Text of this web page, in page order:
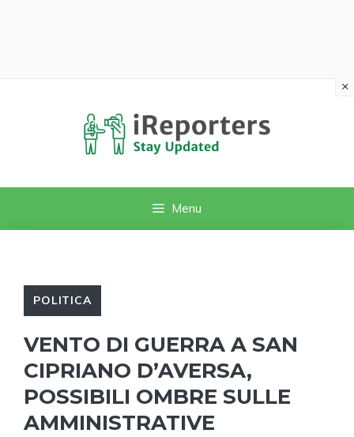
Menu
POLITICA
VENTO DI GUERRA A SAN
CIPRIANO D’AVERSA,
POSSIBILI OMBRE SULLE
AMMINISTRATIVE
×